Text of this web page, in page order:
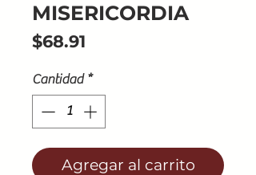
MISERICORDIA
$68.91
Cantidad *
Agregar al carrito